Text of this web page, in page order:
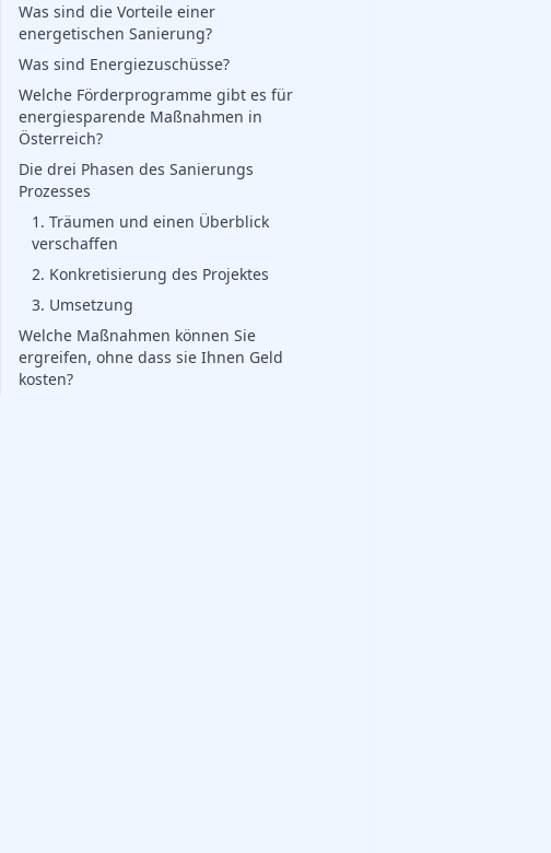
Was sind die Vorteile einer
energetischen Sanierung?
Was sind Energiezuschüsse?
Welche Förderprogramme gibt es für
energiesparende Maßnahmen in
Österreich?
Die drei Phasen des Sanierungs
Prozesses
1. Träumen und einen Überblick
verschaffen
2. Konkretisierung des Projektes
3. Umsetzung
Welche Maßnahmen können Sie
ergreifen, ohne dass sie Ihnen Geld
kosten?